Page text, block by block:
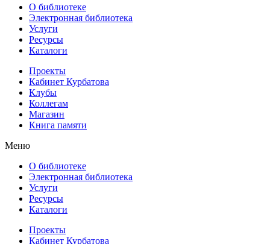
О библиотеке
Электронная библиотека
Услуги
Ресурсы
Каталоги
Проекты
Кабинет Курбатова
Клубы
Коллегам
Магазин
Книга памяти
Меню
О библиотеке
Электронная библиотека
Услуги
Ресурсы
Каталоги
Проекты
Кабинет Курбатова